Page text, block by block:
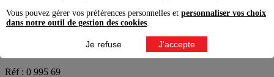
Réf : 0 995 69
Vous pouvez gérer vos préférences personnelles et personnaliser vos choix
dans notre outil de gestion des cookies
Je refuse J'accepte